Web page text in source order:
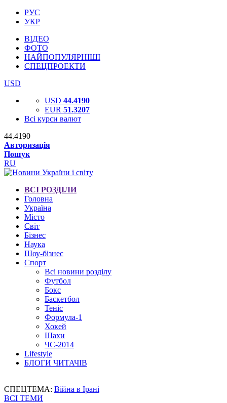
РУС
УКР
ВІДЕО
ФОТО
НАЙПОПУЛЯРНІШІ
СПЕЦПРОЕКТИ
USD
USD 44.4190
EUR 51.3207
Всі курси валют
44.4190
Авторизація
Пошук
RU
ВСІ РОЗДІЛИ
Головна
Україна
Місто
Світ
Бізнес
Наука
Шоу-бізнес
Спорт
Всі новини розділу
Футбол
Бокс
Баскетбол
Теніс
Формула-1
Хокей
Шахи
ЧС-2014
Lifestyle
БЛОГИ ЧИТАЧІВ
СПЕЦТЕМА: Війна в Ірані
ВСІ ТЕМИ